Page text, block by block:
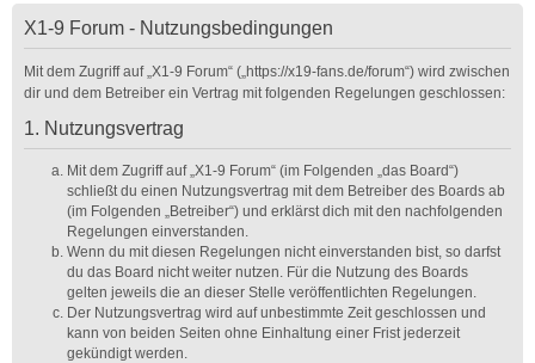
X1-9 Forum - Nutzungsbedingungen
Mit dem Zugriff auf „X1-9 Forum“ („https://x19-fans.de/forum“) wird zwischen
dir und dem Betreiber ein Vertrag mit folgenden Regelungen geschlossen:
1. Nutzungsvertrag
Mit dem Zugriff auf „X1-9 Forum“ (im Folgenden „das Board“)
schließt du einen Nutzungsvertrag mit dem Betreiber des Boards ab
(im Folgenden „Betreiber“) und erklärst dich mit den nachfolgenden
Regelungen einverstanden.
Wenn du mit diesen Regelungen nicht einverstanden bist, so darfst
du das Board nicht weiter nutzen. Für die Nutzung des Boards
gelten jeweils die an dieser Stelle veröffentlichten Regelungen.
Der Nutzungsvertrag wird auf unbestimmte Zeit geschlossen und
kann von beiden Seiten ohne Einhaltung einer Frist jederzeit
gekündigt werden.